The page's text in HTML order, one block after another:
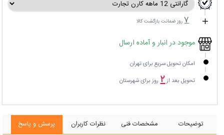
۷روز ضمانت بازگشت کالا
موجود در انبار و آماده ارسال
امکان تحویل سریع برای تهران
تحویل بعد از۲روز برای شهرستان
توضیحات مشخصات فنی نظرات کاربران پرسش و پاسخ